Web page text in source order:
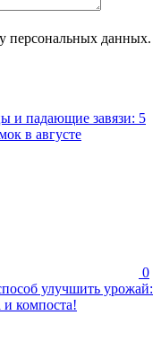
персональных данных.
и падающие завязи: 5
в августе
0
улучшить урожай:
и компоста!